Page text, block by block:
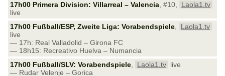
17h00 Primera Division: Villarreal – Valencia , #10,
Laola1.tv
live
17h00 Fußball/ESP, Zweite Liga: Vorabendspiele
Laola1.tv
live
— 17h: Real Valladolid – Girona FC
— 18h15: Recreativo Huelva – Numancia
17h00 Fußball/SLV: Vorabendspiele
Laola1.tv live
— Rudar Velenje – Gorica